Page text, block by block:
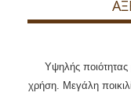
Υψηλής
χρήση. Μεγάλη